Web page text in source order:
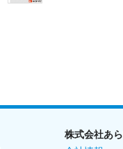
株式会社あ